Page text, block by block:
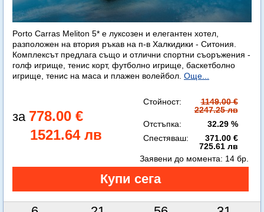
Porto Carras Meliton 5* е луксозен и елегантен хотел,
разположен на втория ръкав на п-в Халкидики - Ситония.
Комплексът предлага също и отлични спортни съоръжения -
голф игрище, тенис корт, футболно игрище, баскетболно
игрище, тенис на маса и плажен волейбол. Още...
778.00 €
1521.64 лв
Стойност:
1149.00 €
2247.25 лв
Отстъпка:
32.29 %
Спестяваш:
371.00 €
725.61 лв
Заявени до момента: 14 бр.